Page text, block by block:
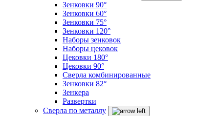
Зенковки 90°
Зенковки 60°
Зенковки 75°
Зенковки 120°
Наборы зенковок
Наборы цековок
Цековки 180°
Цековки 90°
Сверла комбинированные
Зенковки 82°
Зенкера
Развертки
Сверла по металлу